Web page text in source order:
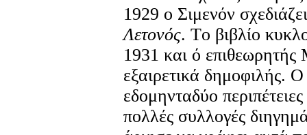
1929 ο Σιμενόν
Λετονός. Τo βιβλίο
1931 και ό επιθεωρητής
εξαιρετικά δημοφιλής.
εδομηνταδύο
πολλές συλλογές